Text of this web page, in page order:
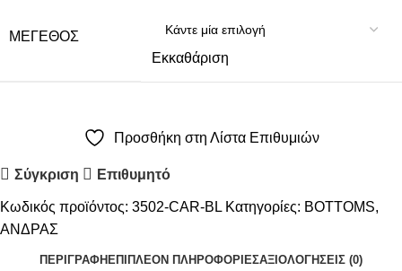
ΜΈΓΕΘΟΣ
Εκκαθάριση
Προσθήκη στη Λίστα Επιθυμιών
Σύγκριση Επιθυμητό
Κωδικός προϊόντος: 3502-CAR-BL Κατηγορίες: BOTTOMS,
ΑΝΔΡΑΣ
ΠΕΡΙΓΡΑΦΉ ΕΠΙΠΛΈΟΝ ΠΛΗΡΟΦΟΡΊΕΣΑΞΙΟΛΟΓΉΣΕΙΣ (0)